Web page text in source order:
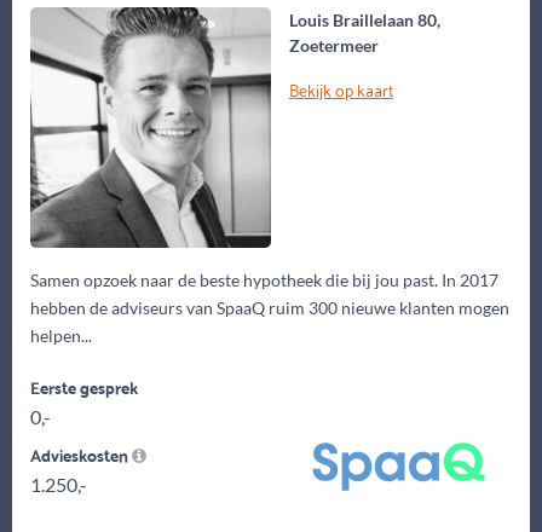
Louis Braillelaan 80,
Zoetermeer
Bekijk op kaart
Samen opzoek naar de beste hypotheek die bij jou past. In 2017
hebben de adviseurs van SpaaQ ruim 300 nieuwe klanten mogen
helpen...
Eerste gesprek
0,-
Advieskosten
1.250,-